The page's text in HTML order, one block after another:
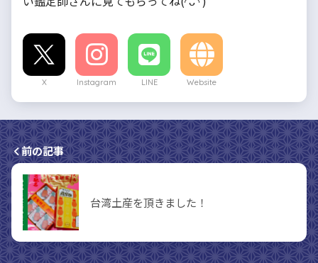
X Instagram LINE Website
前の記事
台湾土産を頂きました！